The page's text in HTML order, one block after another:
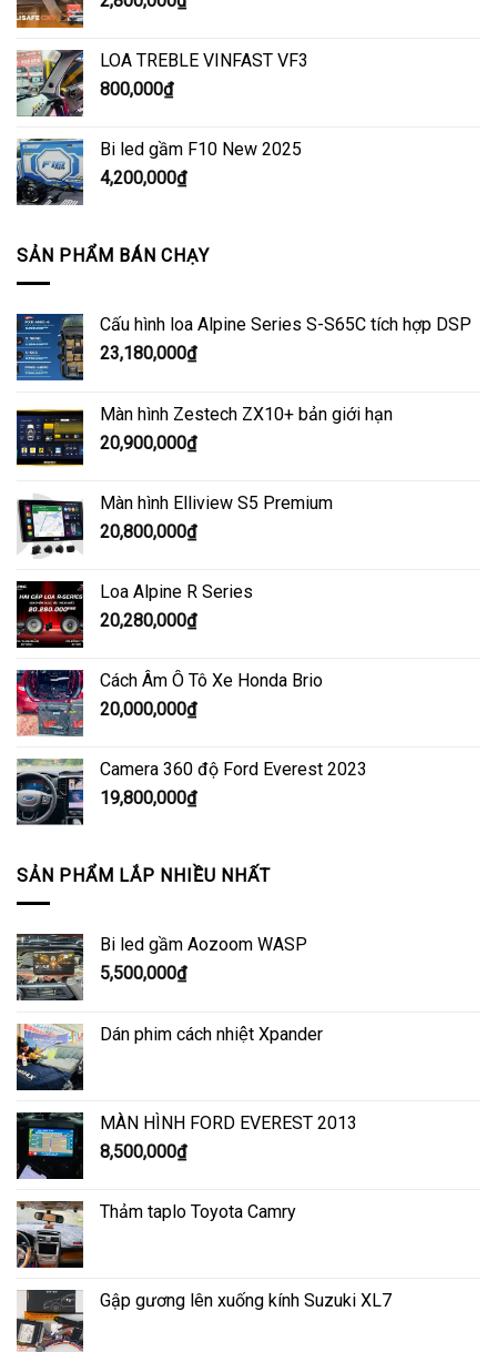
LOA TREBLE VINFAST VF3
800,000₫
Bi led gầm F10 New 2025
4,200,000₫
SẢN PHẨM BÁN CHẠY
Cấu hình loa Alpine Series S-S65C tích hợp DSP
23,180,000₫
Màn hình Zestech ZX10+ bản giới hạn
20,900,000₫
Màn hình Elliview S5 Premium
20,800,000₫
Loa Alpine R Series
20,280,000₫
Cách Âm Ô Tô Xe Honda Brio
20,000,000₫
Camera 360 độ Ford Everest 2023
19,800,000₫
SẢN PHẨM LẮP NHIỀU NHẤT
Bi led gầm Aozoom WASP
5,500,000₫
Dán phim cách nhiệt Xpander
MÀN HÌNH FORD EVEREST 2013
8,500,000₫
Thảm taplo Toyota Camry
Gập gương lên xuống kính Suzuki XL7